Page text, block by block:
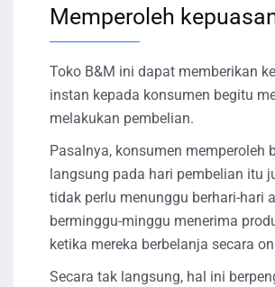
Memperoleh
Toko B&M ini dapat memberikan
instan kepada konsumen begitu
melakukan pembelian.
Pasalnya, konsumen memperoleh
langsung pada hari pembelian itu
tidak perlu menunggu berhari-hari
berminggu-minggu menerima
ketika mereka berbelanja secara
Secara tak langsung, hal ini